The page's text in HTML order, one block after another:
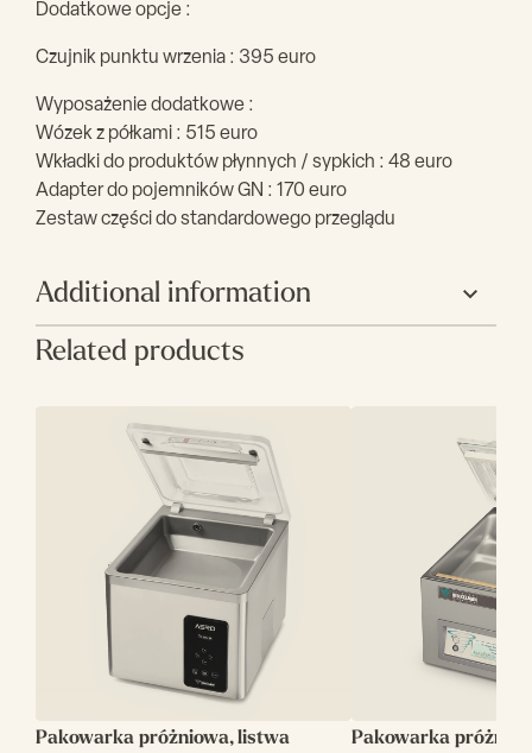
Dodatkowe opcje :
Czujnik punktu wrzenia : 395 euro
Wyposażenie dodatkowe :
Wózek z półkami : 515 euro
Wkładki do produktów płynnych / sypkich : 48 euro
Adapter do pojemników GN : 170 euro
Zestaw części do standardowego przeglądu
Additional information
Producent Henkelman
Głębokość (mm) 491
Wysokość (mm) 469
Napięcie zasilania 230 V
Moc elektryczna
750
Wymiary listwy
420 mm
Related products
Pakowarka próżniowa, listwa
Pakowarka